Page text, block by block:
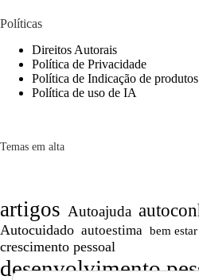
Políticas
Direitos Autorais
Política de Privacidade
Política de Indicação de produtos
Política de uso de IA
Temas em alta
artigos Autoajuda
Autocuidado autoestima bem estar
crescimento pessoal
desenvolvimento